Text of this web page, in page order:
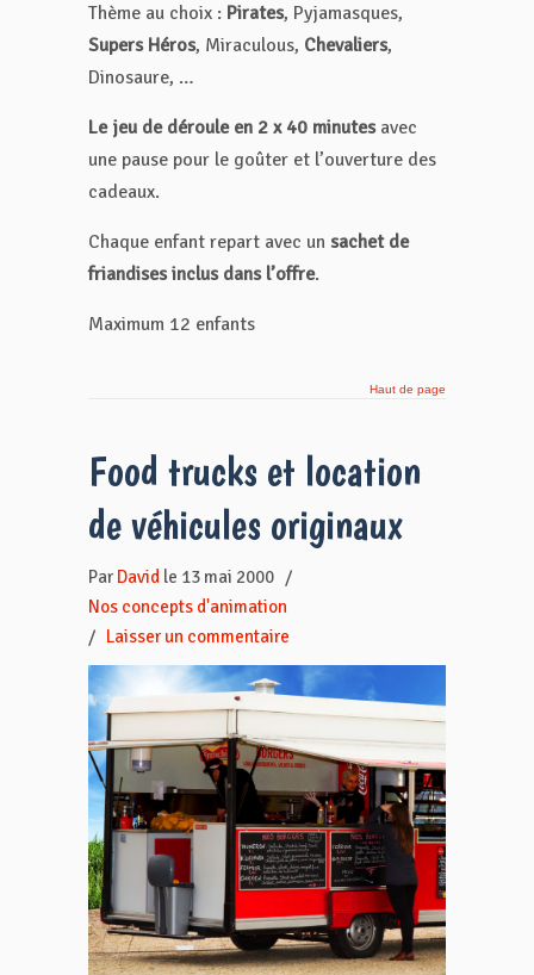
Thème au choix : Pirates, Pyjamasques,
Supers Héros, Miraculous, Chevaliers,
Dinosaure, …
Le jeu de déroule en 2 x 40 minutesavec
une pause pour le goûter et l’ouverture des
cadeaux.
Chaque enfant repart avec un sachet de
friandises inclus dans l’offre.
Maximum 12 enfants
Haut de page
Food trucks et location
de véhicules originaux
Par David le 13 mai 2000 /
Nos concepts d'animation
/
Laisser un commentaire